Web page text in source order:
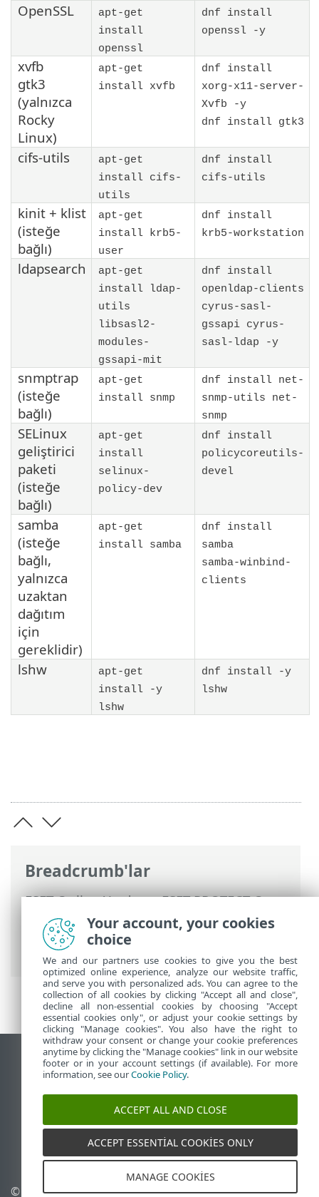
Breadcrumb'lar
ESET Online Yardım>ESET PROTECT On-
Prem> Yükle> Linux'te bileşen
yüklemesi>Server yüklemesi - Linux
Server ön koşulları - Linux
OpenSSL
apt-get
install
openssl
dnf install
openssl -y
xvfb
gtk3
(yalnızca
Rocky
Linux)
apt-get
install xvfb
dnf install
xorg-x11-server-
Xvfb -y
dnf install gtk3
cifs-utils
apt-get
install cifs-
utils
dnf install
cifs-utils
kinit + klist
(isteğe
bağlı)
apt-get
install krb5-
user
dnf install
krb5-workstation
ldapsearch
apt-get
install ldap-
utils
libsasl2-
modules-
gssapi-mit
dnf install
openldap-clients
cyrus-sasl-
gssapi cyrus-
sasl-ldap -y
snmptrap
(isteğe
bağlı)
apt-get
install snmp
dnf install net-
snmp-utils net-
snmp
SELinux
geliştirici
paketi
(isteğe
bağlı)
apt-get
install
selinux-
policy-dev
dnf install
policycoreutils-
devel
samba
(isteğe
bağlı,
yalnızca
uzaktan
dağıtım
için
gereklidir)
apt-get
install samba
dnf install
samba
samba-winbind-
clients
lshw
apt-get
install -y
lshw
dnf install -y
lshw
Masaüstü sitesini görüntüle
End of Life
ESET Bilgi Bankası
ESET Status Portal
Bölgesel destek
© 1992 - 2026 ESET, spol. s Çerezleri yönet
Your account, your cookies
choice
We and our partners use cookies to give you the best
optimized online experience, analyze our website traffic,
and serve you with personalized ads. You can agree to the
collection of all cookies by clicking "Accept all and close",
decline all non-essential cookies by choosing "Accept
essential cookies only", or adjust your cookie settings by
clicking "Manage cookies". You also have the right to
withdraw your consent or change your cookie preferences
anytime by clicking the "Manage cookies" link in our website
footer or in your account settings (if available). For more
information, see ourCookie Policy.
ACCEPT ALL AND CLOSE
ACCEPT ESSENTIAL COOKIES ONLY
MANAGE COOKIES